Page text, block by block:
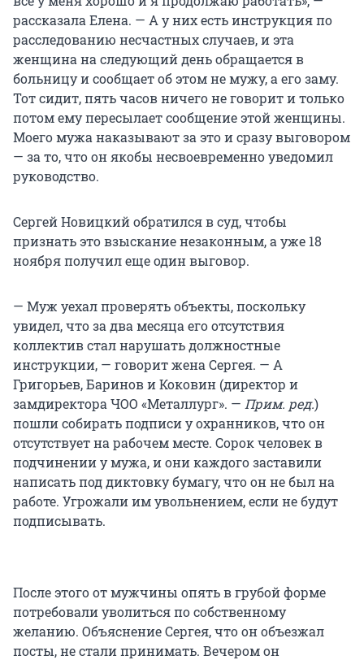
рассказала Елена. — А у них есть инструкция по
расследованию несчастных случаев, и эта
женщина на следующий день обращается в
больницу и сообщает об этом не мужу, а его заму.
Тот сидит, пять часов ничего не говорит и только
потом ему пересылает сообщение этой женщины.
Моего мужа наказывают за это и сразу выговором
— за то, что он якобы несвоевременно уведомил
руководство.
Сергей Новицкий обратился в суд, чтобы
признать это взыскание незаконным, а уже 18
ноября получил еще один выговор.
— Муж уехал проверять объекты, поскольку
увидел, что за два месяца его отсутствия
коллектив стал нарушать должностные
инструкции, — говорит жена Сергея. — А
Григорьев, Баринов и Коковин (директор и
замдиректора ЧОО «Металлург». — Прим. ред.)
пошли собирать подписи у охранников, что он
отсутствует на рабочем месте. Сорок человек в
подчинении у мужа, и они каждого заставили
написать под диктовку бумагу, что он не был на
работе. Угрожали им увольнением, если не будут
подписывать.
После этого от мужчины опять в грубой форме
потребовали уволиться по собственному
желанию. Объяснение Сергея, что он объезжал
посты, не стали принимать. Вечером он